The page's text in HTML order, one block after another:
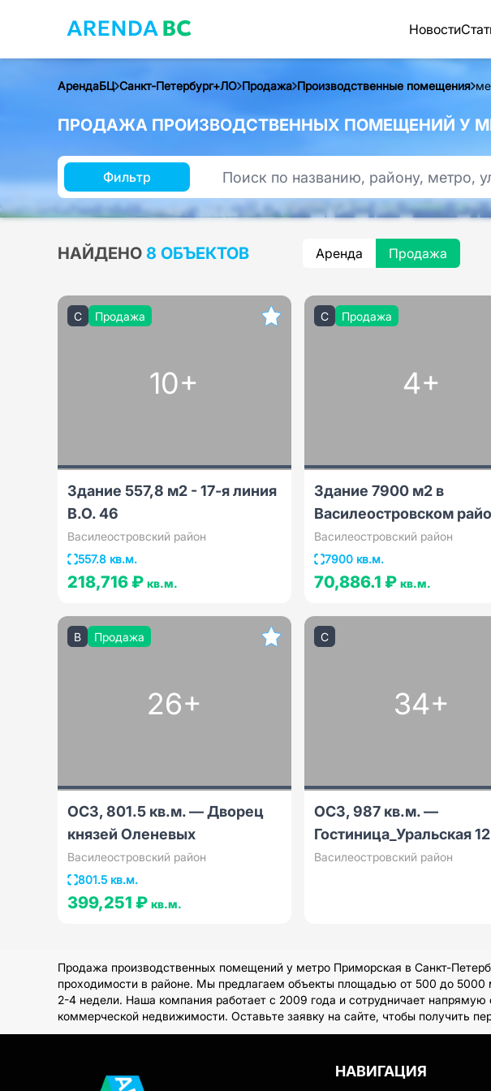
Новости
АрендаБЦ Санкт-Петербург+ЛО Продажа Производственные помещения
ПРОДАЖА ПРОИЗВОДСТВЕННЫХ ПОМЕЩЕНИЙ У
Фильтр
НАЙДЕНО 8 ОБЪЕКТОВ Аренда Продажа
C Продажа
10+
Здание 557,8 м2 - 17-я линия
В.О. 46
Василеостровский район
557.8 кв.м.
218,716 ₽ кв.м.
C Продажа
4+
Здание 7900 м2 в
Василеостровском
Василеостровский район
7900 кв.м.
70,886.1 ₽кв.м.
B Продажа
26+
ОСЗ, 801.5 кв.м. — Дворец
князей Оленевых
Василеостровский район
801.5 кв.м.
399,251 ₽ кв.м.
C
34+
ОСЗ, 987 кв.м. —
Гостиница_Уральская 12
Василеостровский район
Продажа производственных помещений у метро Приморская в Санкт-
проходимости в районе. Мы предлагаем объекты площадью от 500 до
2-4 недели. Наша компания работает с 2009 года и сотрудничает
коммерческой недвижимости. Оставьте заявку на сайте, чтобы получить
НАВИГАЦИЯ